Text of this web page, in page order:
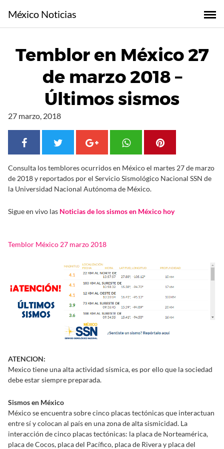
l
México Noticias
Temblor en México 27
de marzo 2018 –
Últimos sismos
27 marzo, 2018
Consulta los temblores ocurridos en México el martes 27 de marzo
de 2018 y reportados por el Servicio Sismológico Nacional SSN de
la Universidad Nacional Autónoma de México.
Sigue en vivo las Noticias de los sismos en México hoy
Temblor México 27 marzo 2018
ATENCION:
Mexico tiene una alta actividad sísmica, es por ello que la sociedad
debe estar siempre preparada.
Sismos en México
México se encuentra sobre cinco placas tectónicas que interactuan
entre sí y colocan al país en una zona de alta sismicidad. La
interacción de cinco placas tectónicas: la placa de Norteamérica,
placa de Cocos, placa del Pacífico, placa de Rivera y placa del